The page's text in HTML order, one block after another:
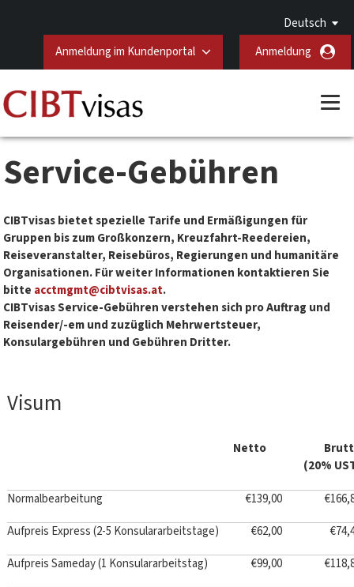
Deutsch
Anmeldung im Kundenportal
Anmeldung
Service-Gebühren
CIBTvisas bietet spezielle Tarife und Ermäßigungen für
Gruppen bis zum Großkonzern, Kreuzfahrt-Reedereien,
Reiseveranstalter, Reisebüros, Regierungen und humanitäre
Organisationen. Für weiter Informationen kontaktieren Sie
bitte acctmgmt@cibtvisas.at.
CIBTvisas Service-Gebühren verstehen sich pro Auftrag und
Reisender/-em und zuzüglich Mehrwertsteuer,
Konsulargebühren und Gebühren Dritter.
Visum
Netto
(20%
Normalbearbeitung
€139,00
Aufpreis Express (2-5 Konsulararbeitstage)
€62,00
Aufpreis Sameday (1 Konsulararbeitstag)
€99,00